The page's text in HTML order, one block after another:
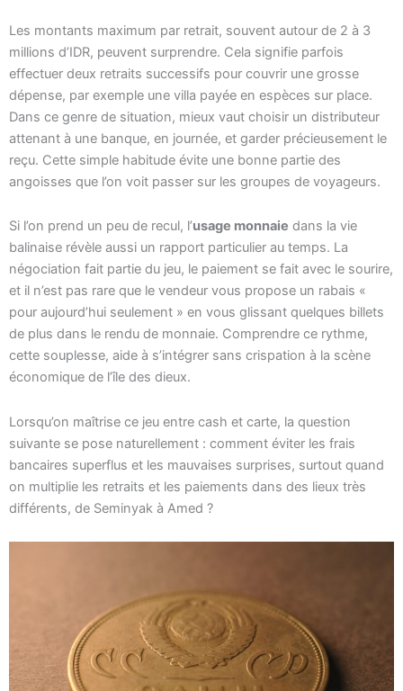
Les montants maximum par retrait, souvent autour de 2 à 3
millions d’IDR, peuvent surprendre. Cela signifie parfois
effectuer deux retraits successifs pour couvrir une grosse
dépense, par exemple une villa payée en espèces sur place.
Dans ce genre de situation, mieux vaut choisir un distributeur
attenant à une banque, en journée, et garder précieusement le
reçu. Cette simple habitude évite une bonne partie des
angoisses que l’on voit passer sur les groupes de voyageurs.
Si l’on prend un peu de recul, l’usage monnaie dans la vie
balinaise révèle aussi un rapport particulier au temps. La
négociation fait partie du jeu, le paiement se fait avec le sourire,
et il n’est pas rare que le vendeur vous propose un rabais «
pour aujourd’hui seulement » en vous glissant quelques billets
de plus dans le rendu de monnaie. Comprendre ce rythme,
cette souplesse, aide à s’intégrer sans crispation à la scène
économique de l’île des dieux.
Lorsqu’on maîtrise ce jeu entre cash et carte, la question
suivante se pose naturellement : comment éviter les frais
bancaires superflus et les mauvaises surprises, surtout quand
on multiplie les retraits et les paiements dans des lieux très
différents, de Seminyak à Amed ?